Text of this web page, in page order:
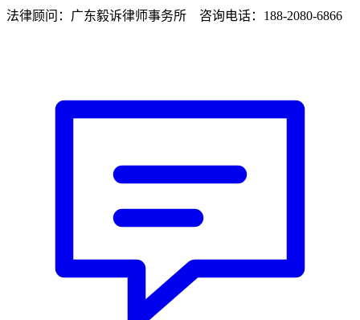
法律顾问：广东毅诉律师事务所 咨询电话：188-2080-6866